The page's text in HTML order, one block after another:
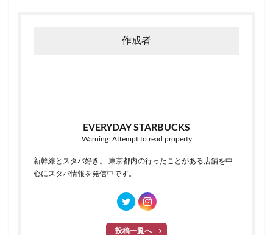
作成者
EVERYDAY STARBUCKS
Warning: Attempt to read property
新幹線とスタバ好き。 東京都内の行ったことがある店舗を中
心にスタバ情報を発信中です。
投稿一覧へ